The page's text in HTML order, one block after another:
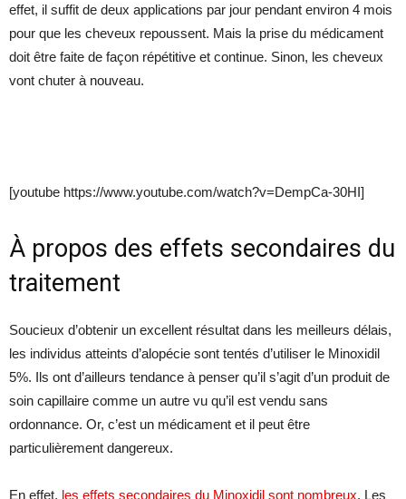
effet, il suffit de deux applications par jour pendant environ 4 mois
pour que les cheveux repoussent. Mais la prise du médicament
doit être faite de façon répétitive et continue. Sinon, les cheveux
vont chuter à nouveau.
[youtube https://www.youtube.com/watch?v=DempCa-30HI]
À propos des effets secondaires du
traitement
Soucieux d’obtenir un excellent résultat dans les meilleurs délais,
les individus atteints d’alopécie sont tentés d’utiliser le Minoxidil
5%. Ils ont d’ailleurs tendance à penser qu’il s’agit d’un produit de
soin capillaire comme un autre vu qu’il est vendu sans
ordonnance. Or, c’est un médicament et il peut être
particulièrement dangereux.
En effet, les effets secondaires du Minoxidil sont nombreux. Les